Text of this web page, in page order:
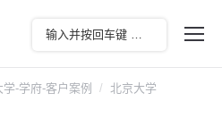
学-学府-客户案例 北京大学